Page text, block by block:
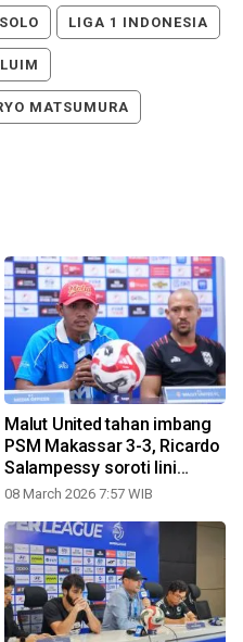
LIGA 1 INDONESIA
MATSUMURA
Malut United tahan imbang
PSM Makassar 3-3, Ricardo
Salampessy soroti lini
pertahanan
08 March 2026 7:57 WIB